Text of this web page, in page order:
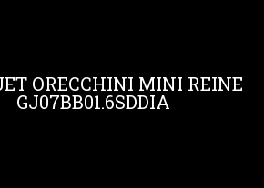
ORECCHINI MINI REINE
GJ07BB01.6SDDIA